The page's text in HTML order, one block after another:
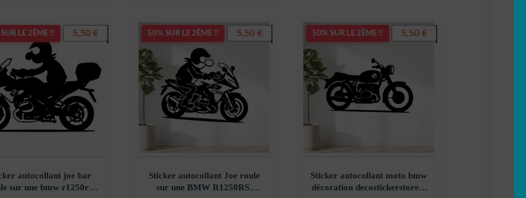
LE 2ÈME !!
autocollant joe bar
sur une bmw r1250rs
5,50 € 50% SUR LE 2ÈME !!
Sticker autocollant Joe roule
sur une BMW R1250RS.
5,50€ 50% SUR LE 2ÈME !!
Sticker autocollant moto bmw
décoration decostickerstore –
5,50 €